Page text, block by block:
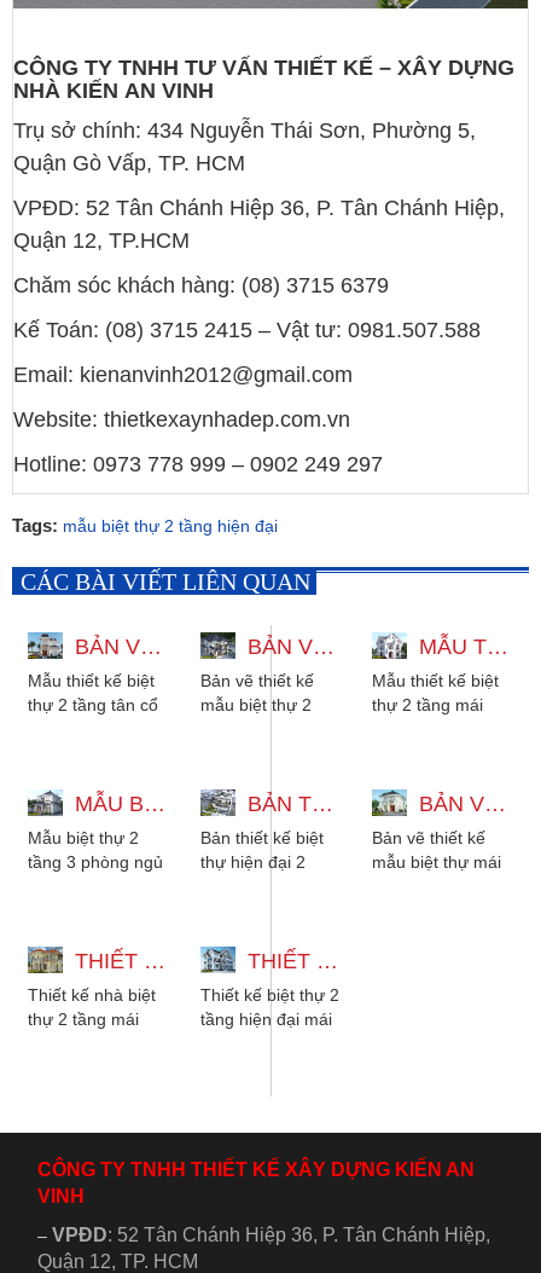
CÔNG TY TNHH TƯ VẤN THIẾT KẾ – XÂY DỰNG
NHÀ KIẾN AN VINH
Trụ sở chính: 434 Nguyễn Thái Sơn, Phường 5,
Quận Gò Vấp, TP. HCM
VPĐD: 52 Tân Chánh Hiệp 36, P. Tân Chánh Hiệp,
Quận 12, TP.HCM
Chăm sóc khách hàng: (08) 3715 6379
Kế Toán: (08) 3715 2415 – Vật tư: 0981.507.588
Email: kienanvinh2012@gmail.com
Website: thietkexaynhadep.com.vn
Hotline: 0973 778 999 – 0902 249 297
Tags: mẫu biệt thự 2 tầng hiện đại
CÁC BÀI VIẾT LIÊN QUAN
BẢN VẼ 3D THIẾT KẾ BIỆT THỰ 2 TẦNG TÂN CỔ ĐIỂN 5 PHÒNG NGỦ
Mẫu thiết kế biệt
thự 2 tầng tân cổ
BẢN VẼ THIẾT KẾ MẪU BIỆT THỰ 2 TẦNG MÁI NHẬT HIỆN ĐẠI
Bản vẽ thiết kế
mẫu biệt thự 2
hợp...
MẪU THIẾT KẾ BIỆT THỰ 2 TẦNG MÁI THÁI 3 PHÒNG NGỦ 9X16M
Mẫu thiết kế biệt
thự 2 tầng mái
trúc...
MẪU BIỆT THỰ 2 TẦNG 3 PHÒNG NGỦ KIỂU MÁI NHẬT HIỆN ĐẠI
Mẫu biệt thự 2
tầng 3 phòng ngủ
BẢN THIẾT KẾ BIỆT THỰ HIỆN ĐẠI 2 TẦNG ĐẸP 13X16 CÓ TẦNG THƯỢNG
Bản thiết kế biệt
thự hiện đại 2
thự...
BẢN VẼ THIẾT KẾ MẪU BIỆT THỰ MÁI NHẬT 2 TẦNG ĐẸP TÂN CỔ ĐIỂN
Bản vẽ thiết kế
mẫu biệt thự mái
THIẾT KẾ NHÀ BIỆT THỰ 2 TẦNG MÁI NHẬT CHO GIA ĐÌNH 3 ĐẾN 5 NGƯỜI
Thiết kế nhà biệt
thự 2 tầng mái
THIẾT KẾ BIỆT THỰ 2 TẦNG HIỆN ĐẠI MÁI THÁI 9 PHÒNG NGỦ 10X25M
Thiết kế biệt thự 2
tầng hiện đại mái
CÔNG TY TNHH THIẾT KẾ XÂY DỰNG KIẾN AN
VINH
–VPĐD: 52 Tân Chánh Hiệp 36, P. Tân Chánh Hiệp,
Quận 12, TP. HCM